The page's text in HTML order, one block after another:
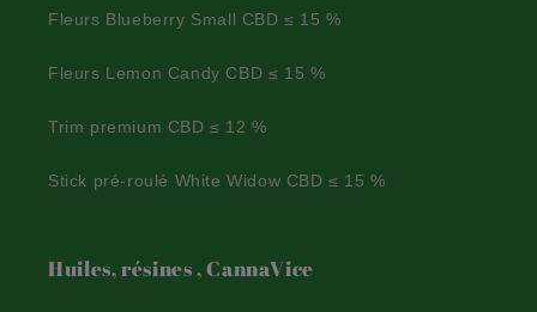
Fleurs Blueberry Small CBD ≤ 15 %
Fleurs Lemon Candy CBD ≤ 15 %
Trim premium CBD ≤ 12 %
Stick pré-roulé White Widow CBD ≤ 15 %
Huiles, résines , CannaVice